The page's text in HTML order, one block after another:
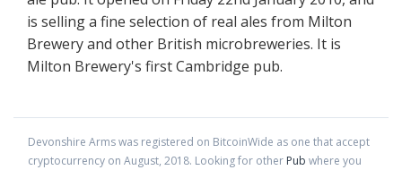
is selling a fine selection of real ales from Milton
Brewery and other British microbreweries. It is
Milton Brewery's first Cambridge pub.
Devonshire Armswas registered on BitcoinWide as one that accept
cryptocurrency on August, 2018. Looking for other Pub where you